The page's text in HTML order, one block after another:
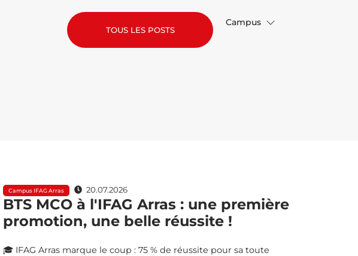
TOUS LES POSTS
Campus
Campus IFAG Arras 20.07.2026
BTS MCO à l'IFAG Arras : une première
promotion, une belle réussite !
🎓 IFAG Arras marque le coup : 75 % de réussite pour sa toute